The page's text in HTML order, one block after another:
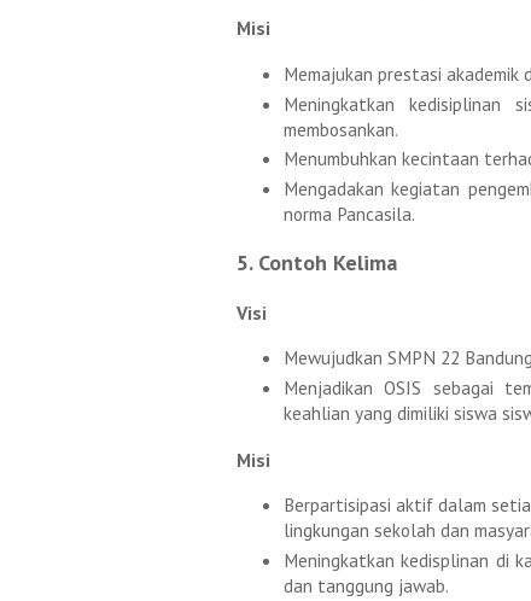
Misi
Memajukan prestasi akademik
Meningkatkan
membosankan.
Menumbuhkan kecintaan
Mengadakan kegiatan
norma Pancasila.
5. Contoh Kelima
Visi
Mewujudkan SMPN 22
Menjadikan OSIS sebagai
keahlian yang dimiliki siswa
Misi
Berpartisipasi aktif dalam
lingkungan sekolah dan
Meningkatkan kedisplinan di
dan tanggung jawab.